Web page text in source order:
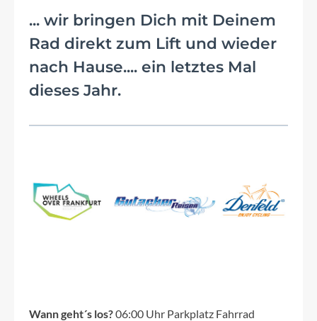
... wir bringen Dich mit Deinem
Rad direkt zum Lift und wieder
nach Hause.... ein letztes Mal
dieses Jahr.
Wann geht´s los?06:00 Uhr Parkplatz Fahrrad